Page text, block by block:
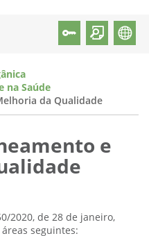
na Saúde
da Qualidade
e
2020, de 28 de janeiro,
seguintes: